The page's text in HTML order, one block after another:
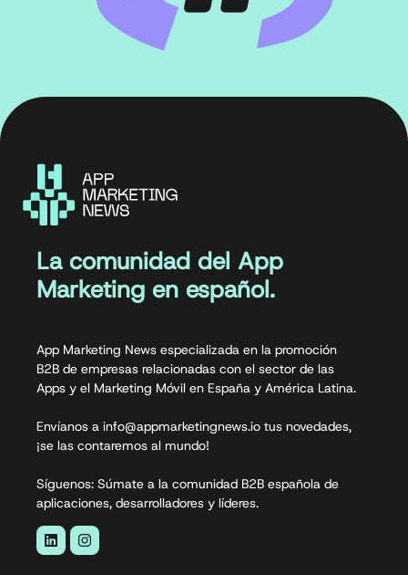
La comunidad del App
Marketing en español.
App Marketing News especializada en la promoción
B2B de empresas relacionadas con el sector de las
Apps y el Marketing Móvil en España y América Latina.
Envíanos a info@appmarketingnews.io tus novedades,
¡se las contaremos al mundo!
Síguenos: Súmate a la comunidad B2B española de
aplicaciones, desarrolladores y líderes.